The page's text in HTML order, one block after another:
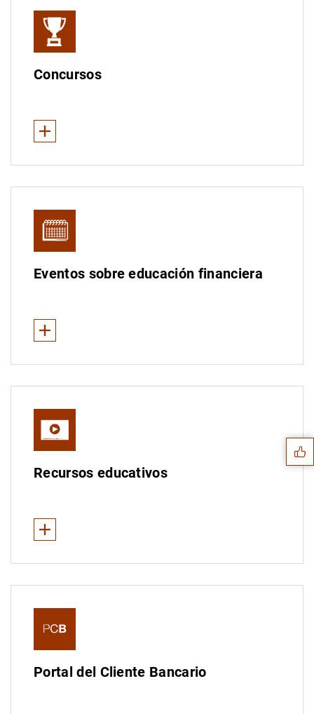
Talleres “Conoce el Banco de España”
Jornadas “BE Educa”
Concursos
Ver Menos
Concurso Escolar de Educación Financiera
Eventos sobre educación financiera
Ver Menos
Global Money Week
Recursos educativos
Ver Menos
Servicios financieros: la detective Sara Gómez
Productos bancarios: el universo financiero
Portal del Cliente Bancario
Sugerencias